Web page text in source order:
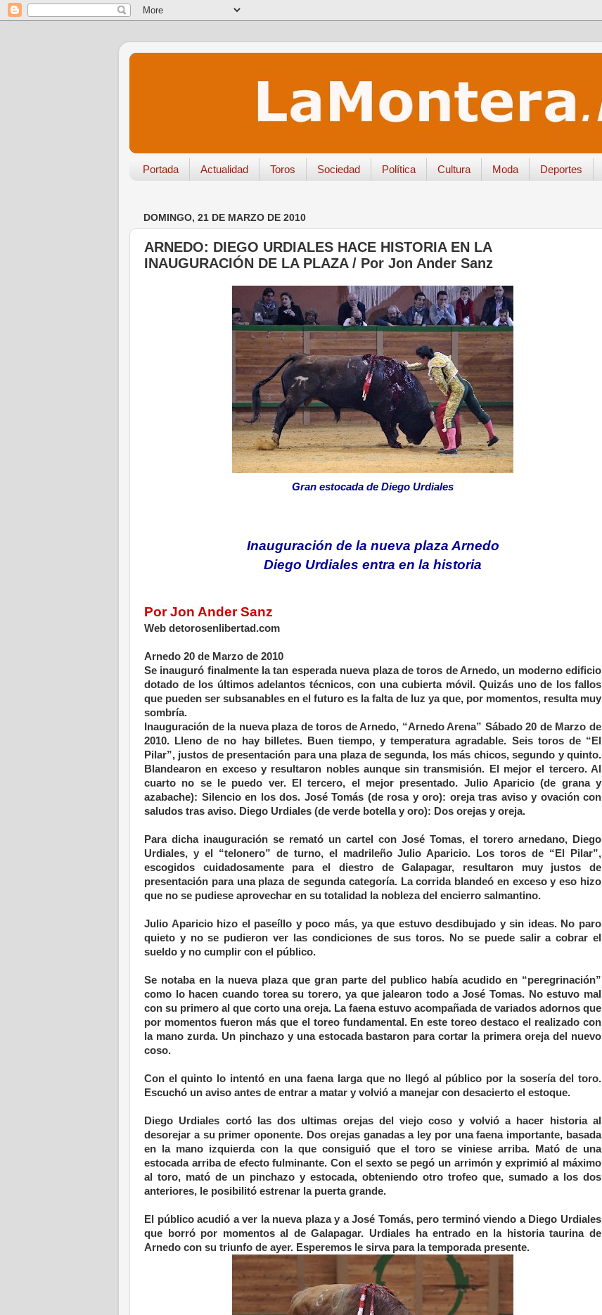
Portada Actualidad Toros Sociedad Política Cultura Moda Deportes
DOMINGO, 21 DE MARZO DE 2010
ARNEDO: DIEGO URDIALES HACE HISTORIA EN LA
INAUGURACIÓN DE LA PLAZA / Por Jon Ander Sanz
Gran estocada de Diego Urdiales
Inauguración de la nueva plaza Arnedo
Diego Urdiales entra en la historia
Por Jon Ander Sanz
Web detorosenlibertad.com
Arnedo 20 de Marzo de 2010
Se inauguró finalmente la tan esperada nueva plaza de toros de Arnedo, un moderno edificio
dotado de los últimos adelantos técnicos, con una cubierta móvil. Quizás uno de los fallos
que pueden ser subsanables en el futuro es la falta de luz ya que, por momentos, resulta muy
sombría.
Inauguración de la nueva plaza de toros de Arnedo, “Arnedo Arena” Sábado 20 de Marzo de
2010. Lleno de no hay billetes. Buen tiempo, y temperatura agradable. Seis toros de “El
Pilar”, justos de presentación para una plaza de segunda, los más chicos, segundo y quinto.
Blandearon en exceso y resultaron nobles aunque sin transmisión. El mejor el tercero. Al
cuarto no se le puedo ver. El tercero, el mejor presentado. Julio Aparicio (de grana y
azabache): Silencio en los dos. José Tomás (de rosa y oro): oreja tras aviso y ovación con
saludos tras aviso. Diego Urdiales (de verde botella y oro): Dos orejas y oreja.
Para dicha inauguración se remató un cartel con José Tomas, el torero arnedano, Diego
Urdiales, y el “telonero” de turno, el madrileño Julio Aparicio. Los toros de “El Pilar”,
escogidos cuidadosamente para el diestro de Galapagar, resultaron muy justos de
presentación para una plaza de segunda categoría. La corrida blandeó en exceso y eso hizo
que no se pudiese aprovechar en su totalidad la nobleza del encierro salmantino.
Julio Aparicio hizo el paseíllo y poco más, ya que estuvo desdibujado y sin ideas. No paro
quieto y no se pudieron ver las condiciones de sus toros. No se puede salir a cobrar el
sueldo y no cumplir con el público.
Se notaba en la nueva plaza que gran parte del publico había acudido en “peregrinación”
como lo hacen cuando torea su torero, ya que jalearon todo a José Tomas. No estuvo mal
con su primero al que corto una oreja. La faena estuvo acompañada de variados adornos que
por momentos fueron más que el toreo fundamental. En este toreo destaco el realizado con
la mano zurda. Un pinchazo y una estocada bastaron para cortar la primera oreja del nuevo
coso.
Con el quinto lo intentó en una faena larga que no llegó al público por la sosería del toro.
Escuchó un aviso antes de entrar a matar y volvió a manejar con desacierto el estoque.
Diego Urdiales cortó las dos ultimas orejas del viejo coso y volvió a hacer historia al
desorejar a su primer oponente. Dos orejas ganadas a ley por una faena importante, basada
en la mano izquierda con la que consiguió que el toro se viniese arriba. Mató de una
estocada arriba de efecto fulminante. Con el sexto se pegó un arrimón y exprimió al máximo
al toro, mató de un pinchazo y estocada, obteniendo otro trofeo que, sumado a los dos
anteriores, le posibilitó estrenar la puerta grande.
El público acudió a ver la nueva plaza y a José Tomás, pero terminó viendo a Diego Urdiales
que borró por momentos al de Galapagar. Urdiales ha entrado en la historia taurina de
Arnedo con su triunfo de ayer. Esperemos le sirva para la temporada presente.